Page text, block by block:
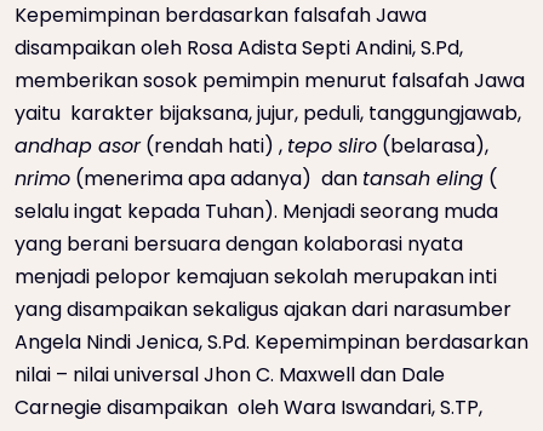
Kepemimpinan berdasarkan falsafah Jawa
disampaikan oleh Rosa Adista Septi Andini, S.Pd,
memberikan sosok pemimpin menurut falsafah Jawa
yaitu karakter bijaksana, jujur, peduli, tanggungjawab,
andhap asor(rendah hati) , tepo sliro (belarasa),
nrimo (menerima apa adanya) dan tansah eling (
selalu ingat kepada Tuhan). Menjadi seorang muda
yang berani bersuara dengan kolaborasi nyata
menjadi pelopor kemajuan sekolah merupakan inti
yang disampaikan sekaligus ajakan dari narasumber
Angela Nindi Jenica, S.Pd. Kepemimpinan berdasarkan
nilai – nilai universal Jhon C. Maxwell dan Dale
Carnegie disampaikan oleh Wara Iswandari, S.TP,